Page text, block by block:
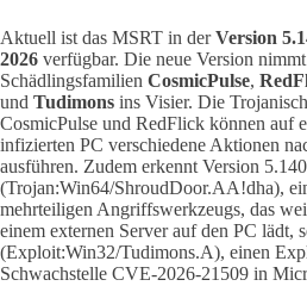
Aktuell ist das MSRT in derVersion
2026 verfügbar. Die neue Version
Schädlingsfamilien CosmicPulse,
und Tudimons ins Visier. Die
CosmicPulse und RedFlick können auf
infizierten PC verschiedene Aktionen
ausführen. Zudem erkennt Version 5.140
(Trojan:Win64/ShroudDoor.AA!dha),
mehrteiligen Angriffswerkzeugs, das
einem externen Server auf den PC lädt,
(Exploit:Win32/Tudimons.A), einen
Schwachstelle CVE-2026-21509 in